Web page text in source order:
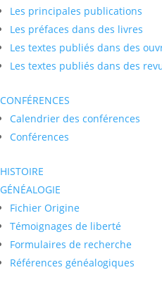
Les principales publications
Les préfaces dans des livres
Les textes publiés dans des
Les textes publiés dans des
CONFÉRENCES
Calendrier des conférences
Conférences
HISTOIRE
GÉNÉALOGIE
Fichier Origine
Témoignages de liberté
Formulaires de recherche
Références généalogiques